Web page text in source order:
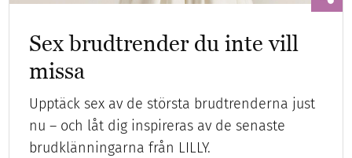
Sex brudtrender du inte vill
missa
Upptäck sex av de största brudtrenderna just
nu – och låt dig inspireras av de senaste
brudklänningarna från LILLY.